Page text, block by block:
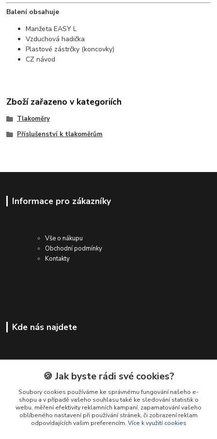
Balení obsahuje
Manžeta EASY L
Vzduchová hadička
Plastové zástrčky (koncovky)
CZ návod
Zboží zařazeno v kategoriích
Tlakoměry
Příslušenství k tlakoměrům
Informace pro zákazníky
Vše o nákupu
Obchodní podmínky
Kontakty
Kde nás najdete
🍪 Jak byste rádi své cookies?
Soubory cookies používáme ke správnému fungování našeho e-
shopu a v případě vašeho souhlasu také ke sledování statistik o
webu, měření efektivity reklamních kampaní, zapamatování vašeho
oblíbeného nastavení při používání stránek, či zobrazení reklam
odpovídajících vašim preferencím. Více k využití cookies